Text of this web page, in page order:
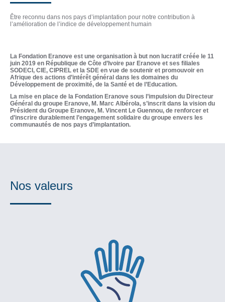
Être reconnu dans nos pays d’implantation pour notre contribution à
l’amélioration de l’indice de développement humain
La Fondation Eranove est une organisation à but non lucratif créée le 11
juin 2019 en République de Côte d’Ivoire par Eranove et ses filiales
SODECI, CIE, CIPREL et la SDE en vue de soutenir et promouvoir en
Afrique des actions d’intérêt général dans les domaines du
Développement de proximité, de la Santé et de l’Education.
La mise en place de la Fondation Eranove sous l’impulsion du Directeur
Général du groupe Eranove, M. Marc Albérola, s’inscrit dans la vision du
Président du Groupe Eranove, M. Vincent Le Guennou, de renforcer et
d’inscrire durablement l’engagement solidaire du groupe envers les
communautés de nos pays d’implantation.
Nos valeurs